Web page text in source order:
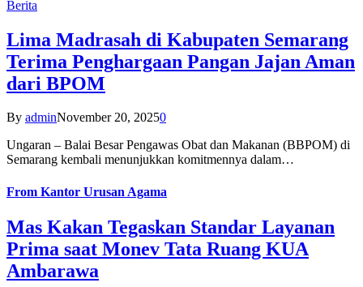
Berita
Lima Madrasah di Kabupaten Semarang
Terima Penghargaan Pangan Jajan Aman
dari BPOM
By adminNovember 20, 20250
Ungaran – Balai Besar Pengawas Obat dan Makanan (BBPOM) di
Semarang kembali menunjukkan komitmennya dalam…
From Kantor Urusan Agama
Mas Kakan Tegaskan Standar Layanan
Prima saat Monev Tata Ruang KUA
Ambarawa